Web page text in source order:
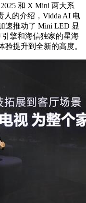
和 X Mini 两大系
人的介绍，Vidda AI 电
速推动了 Mini LED 显
擎和海信独家的星海
提升到全新的高度。